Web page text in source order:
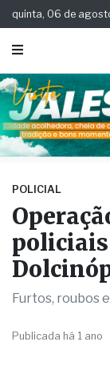
quinta, 06 de
POLICIAL
policiais
Furtos, roubos
Publicada há 1 ano